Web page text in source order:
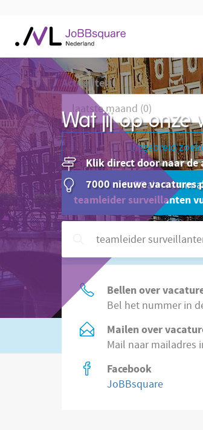
Wat jij op onze
Klik direct door naar de
7000 nieuwe vacatures
Of zoek in8.500
Actualiteit
Uitgebreid
JoBBalert
teamleider surveillanten
Bellen over
Bel het nummer in
Mailen over
Mail naar mailadres
Facebook
JoBBsquare